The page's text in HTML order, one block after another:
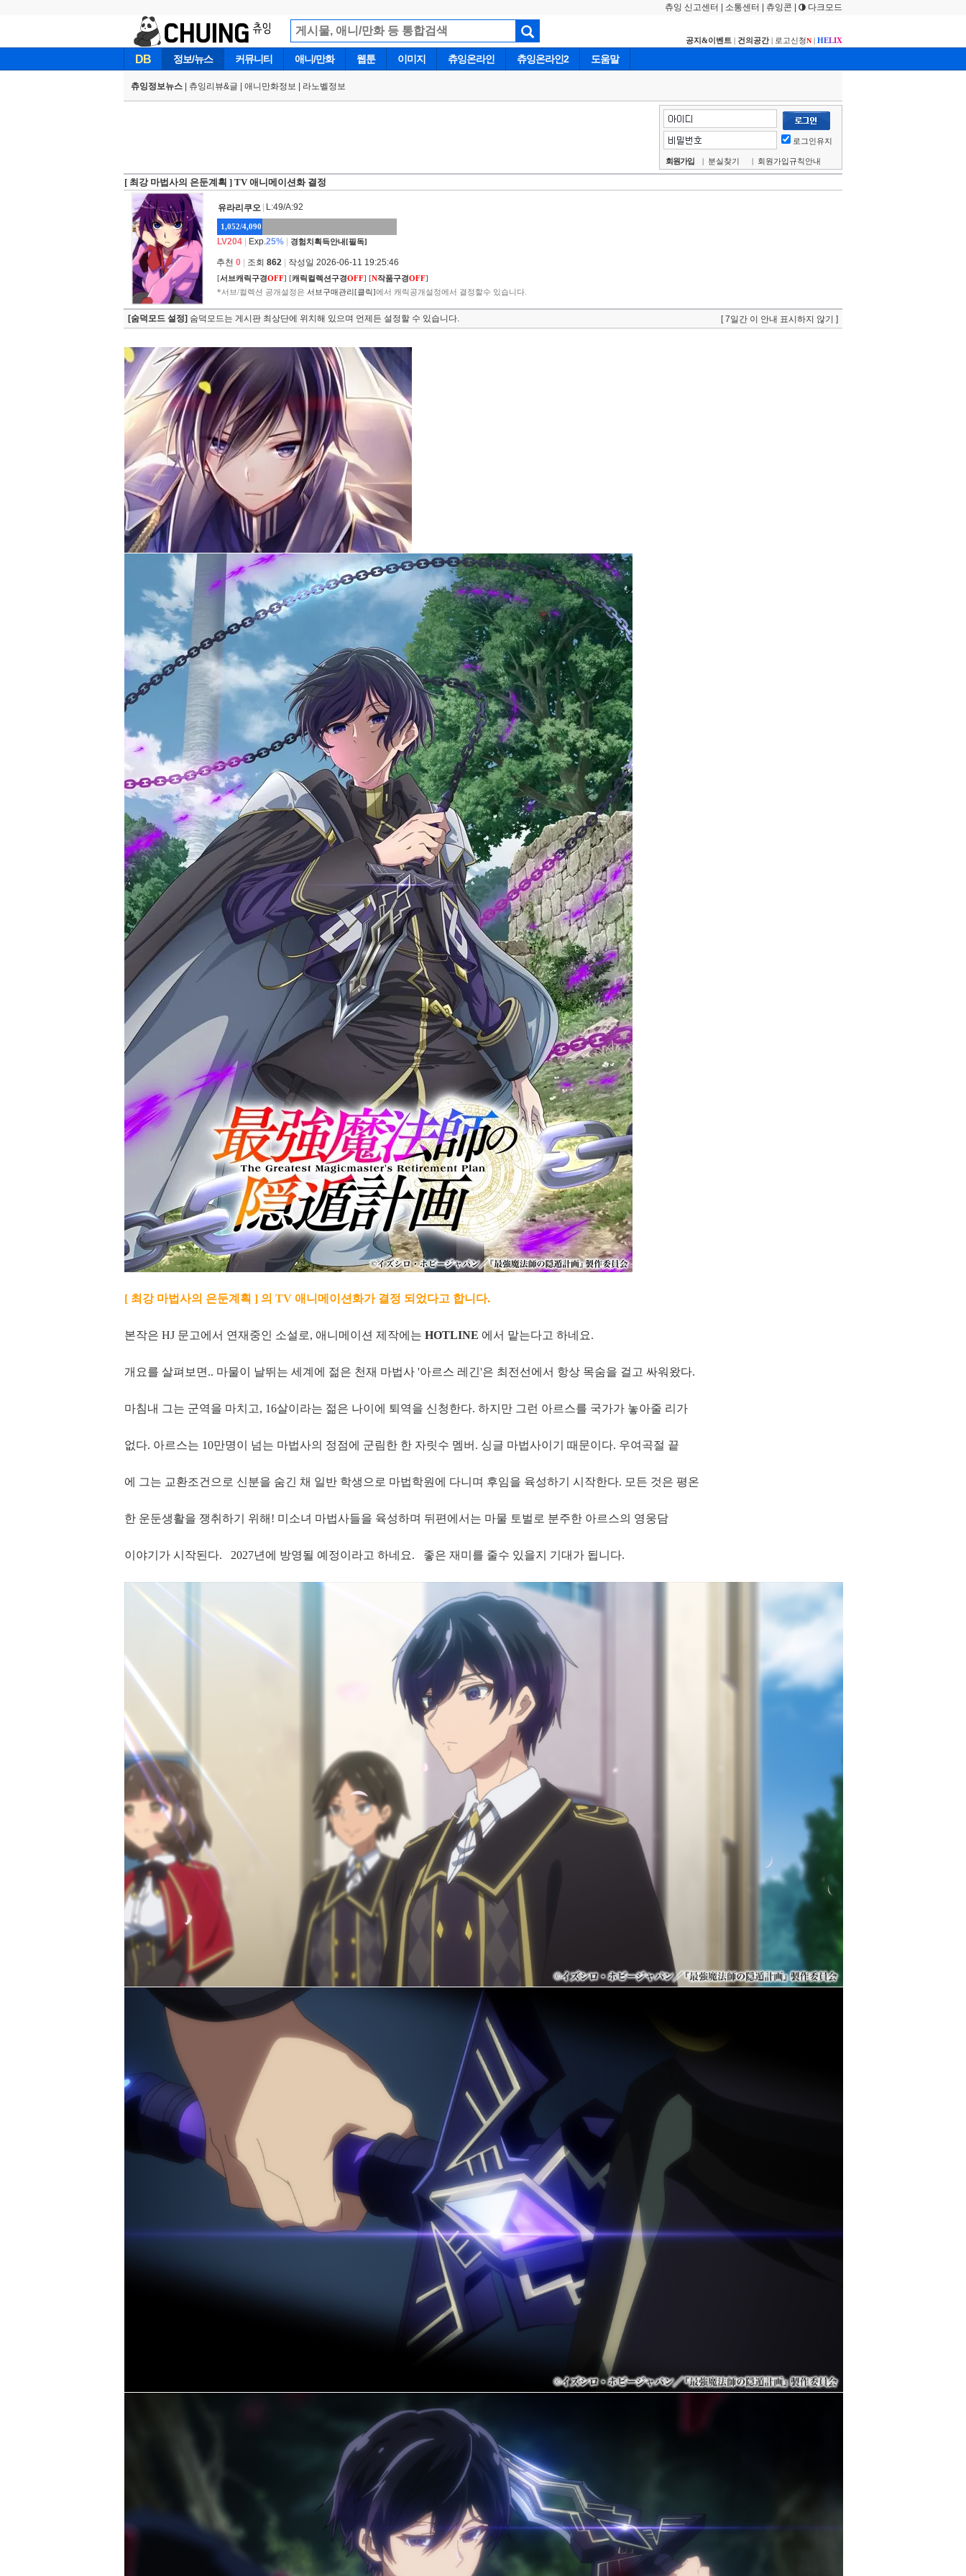
츄잉 신고센터 소통센터 츄잉콘 다크모드
공지&이벤트 | 건의공간| 로고신청N | HELIX
DB 정보/뉴스 커뮤니티 애니/만화 웹툰 이미지 츄잉온라인 츄잉온라인2 도움말
츄잉정보뉴스 츄잉리뷰&글 애니만화정보 라노벨정보
로그인유지
회원가입 | 분실찾기 | 회원가입규칙안내
[ 최강 마법사의 은둔계획 ] TV 애니메이션화 결정
유라리쿠오 L:49/A:92
1,052/4,090
LV204 Exp.25% 경험치획득안내[필독]
추천 0 조회 862 작성일 2026-06-11 19:25:46
[서브캐릭구경OFF] [캐릭컬렉션구경OFF] [N작품구경OFF]
*서브/컬렉션 공개설정은 서브구매관리[클릭]에서 캐릭공개설정에서 결정할수 있습니다.
[숨덕모드 설정] 숨덕모드는 게시판 최상단에 위치해 있으며 언제든 설정할 수 있습니다. [ 7일간 이 안내 표시하지 않기 ]
[ 최강 마법사의 은둔계획 ] 의 TV 애니메이션화가 결정 되었다고 합니다.
본작은 HJ 문고에서 연재중인 소설로, 애니메이션 제작에는 HOTLINE 에서 맡는다고 하네요.
개요를 살펴보면.. 마물이 날뛰는 세계에 젊은 천재 마법사 '아르스 레긴'은 최전선에서 항상 목숨을 걸고 싸워왔다.
마침내 그는 군역을 마치고, 16살이라는 젊은 나이에 퇴역을 신청한다. 하지만 그런 아르스를 국가가 놓아줄 리가
없다. 아르스는 10만명이 넘는 마법사의 정점에 군림한 한 자릿수 멤버. 싱글 마법사이기 때문이다. 우여곡절 끝
에 그는 교환조건으로 신분을 숨긴 채 일반 학생으로 마법학원에 다니며 후임을 육성하기 시작한다. 모든 것은 평온
한 운둔생활을 쟁취하기 위해! 미소녀 마법사들을 육성하며 뒤편에서는 마물 토벌로 분주한 아르스의 영웅담
이야기가 시작된다. 2027년에 방영될 예정이라고 하네요. 좋은 재미를 줄수 있을지 기대가 됩니다.